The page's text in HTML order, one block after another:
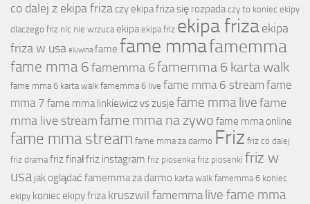
co dalej z ekipa friza czy ekipa friza się rozpada czy to koniec ekipy
dlaczego friz nic nie wrzuca ekipa ekipa friz ekipa frizaekipa
friza w usa eluwina fame fame mmafamemma
fame mma 6famemma 6famemma 6 karta walk
fame mma 6 karta walk famemma 6 live fame mma 6 stream fame
mma 7 fame mma linkiewicz vs zusje fame mma livefame
mma live streamfame mma na zywo fame mma online
fame mma stream fame mma za darmo Friz friz co dalej
friz drama friz finałfriz instagram friz piosenka friz piosenki friz w
usa jak oglądać famemma za darmo karta walk famemma 6 koniec
ekipy koniec ekipy friza kruszwil famemma live fame mma